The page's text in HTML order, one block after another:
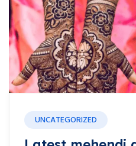
UNCATEGORIZED